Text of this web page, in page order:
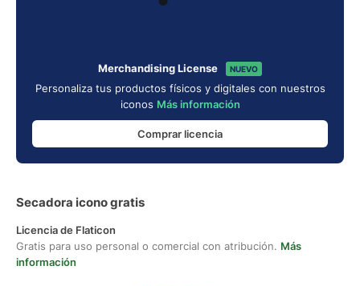
Merchandising License NUEVO
Personaliza tus productos físicos y digitales con nuestros
iconos Más información
Comprar licencia
Secadora icono gratis
Licencia de Flaticon
Gratis para uso personal o comercial con atribución. Más
información